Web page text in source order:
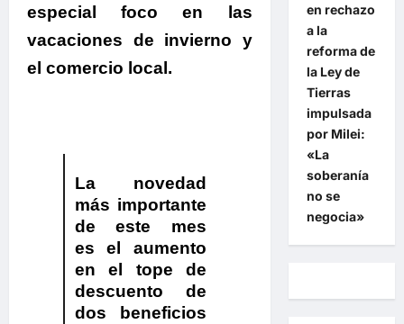
especial foco en las
vacaciones de invierno y
el comercio local.
La novedad
más importante
de este mes
es el aumento
en el tope de
descuento de
dos beneficios
en rechazo
a la
reforma de
la Ley de
Tierras
impulsada
por Milei:
«La
soberanía
no se
negocia»